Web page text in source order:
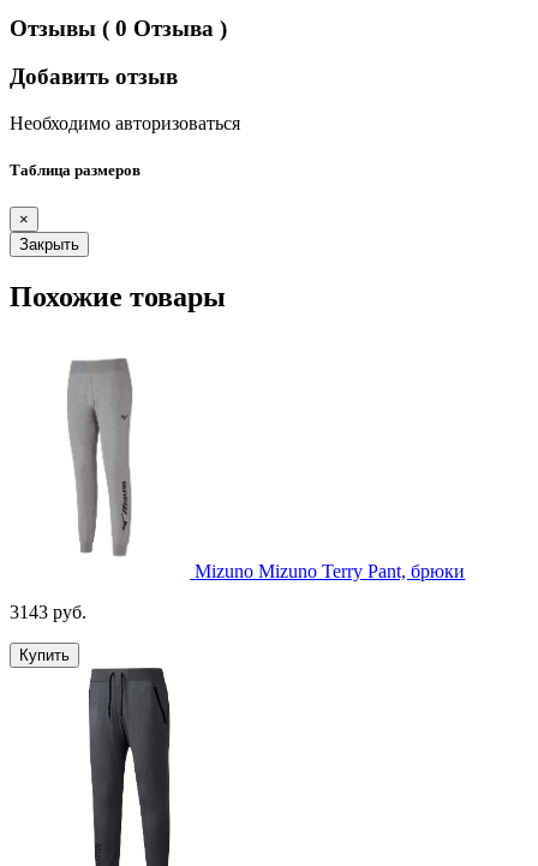
Отзывы ( 0 Отзыва )
Добавить отзыв
Необходимо авторизоваться
Таблица размеров
×
Закрыть
Похожие товары
Mizuno Mizuno Terry Pant, брюки
3143 руб.
Купить